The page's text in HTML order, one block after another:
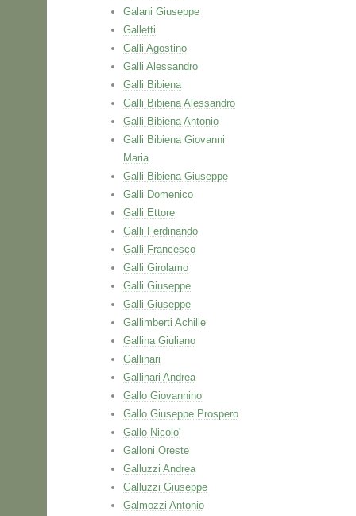
Galani Giuseppe
Galletti
Galli Agostino
Galli Alessandro
Galli Bibiena
Galli Bibiena Alessandro
Galli Bibiena Antonio
Galli Bibiena Giovanni
Maria
Galli Bibiena Giuseppe
Galli Domenico
Galli Ettore
Galli Ferdinando
Galli Francesco
Galli Girolamo
Galli Giuseppe
Galli Giuseppe
Gallimberti Achille
Gallina Giuliano
Gallinari
Gallinari Andrea
Gallo Giovannino
Gallo Giuseppe Prospero
Gallo Nicolo'
Galloni Oreste
Galluzzi Andrea
Galluzzi Giuseppe
Galmozzi Antonio